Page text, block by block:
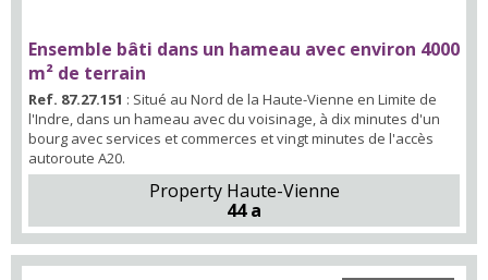
Ensemble bâti dans un hameau avec environ 4000
m² de terrain
Ref. 87.27.151 : Situé au Nord de la Haute-Vienne en Limite de
l'Indre, dans un hameau avec du voisinage, à dix minutes d'un
bourg avec services et commerces et vingt minutes de l'accès
autoroute A20.
Property Haute-Vienne
44 a